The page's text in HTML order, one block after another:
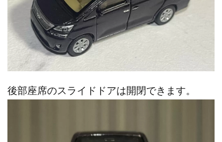
後部座席のスライドドアは開閉できます。